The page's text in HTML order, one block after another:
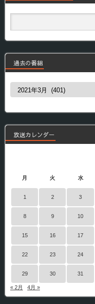
過去の番組
過
組
放送カレンダー
月 火 水
1 2 3
8 9 10
15 16 17
22 23 24
29 30 31
« 2月 4月 »